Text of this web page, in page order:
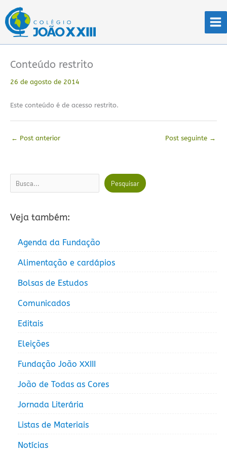
para
conteúdo
Conteúdo restrito
26 de agosto de 2014
Este conteúdo é de acesso restrito.
← Post anterior Post seguinte →
Pesquisar Pesquisar
Veja também:
Agenda da Fundação
Alimentação e cardápios
Bolsas de Estudos
Comunicados
Editais
Eleições
Fundação João XXIII
João de Todas as Cores
Jornada Literária
Listas de Materiais
Notícias